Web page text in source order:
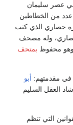
في عصر سليمان
عدد من الخطاطين
حصاري الذي كتب
وله مصحف
وهو محفوظ بمتحف
في مقدمتهم: أبو
العقل السليم
التي تنظم